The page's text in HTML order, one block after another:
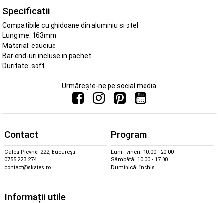
Specificatii
Compatibile cu ghidoane din aluminiu si otel
Lungime: 163mm
Material: cauciuc
Bar end-uri incluse in pachet
Duritate: soft
Urmărește-ne pe social media
Contact
Calea Plevnei 222, București
0755 223 274
contact@skates.ro
Program
Luni - vineri: 10.00 - 20.00
Sâmbătă: 10.00 - 17.00
Duminică: închis
Informații utile